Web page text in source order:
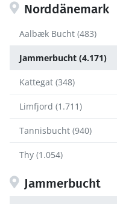
Norddänemark
Aalbæk Bucht (483)
Jammerbucht (4.171)
Kattegat (348)
Limfjord (1.711)
Tannisbucht (940)
Thy (1.054)
Jammerbucht